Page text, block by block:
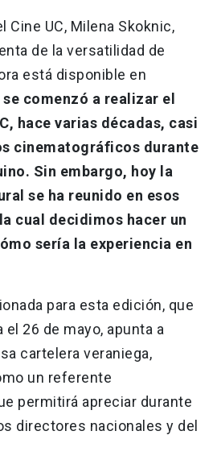
Cine UC, Milena Skoknic,
de la versatilidad de
está disponible en
se comenzó a realizar el
hace varias décadas, casi
cinematográficos durante
Sin embargo, hoy la
se ha reunido en esos
cual decidimos hacer un
sería la experiencia en
para esta edición, que
26 de mayo, apunta a
cartelera veraniega,
un referente
permitirá apreciar durante
directores nacionales y del